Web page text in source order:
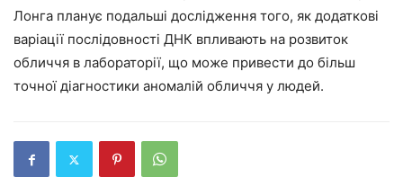
Лонга планує подальші дослідження того, як додаткові
варіації послідовності ДНК впливають на розвиток
обличчя в лабораторії, що може привести до більш
точної діагностики аномалій обличчя у людей.